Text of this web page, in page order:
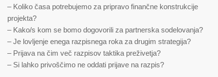
– Koliko časa potrebujemo za pripravo finančne konstrukcije
projekta?
– Kako/s kom se bomo dogovorili za partnerska sodelovanja?
– Je lovljenje enega razpisnega roka za drugim strategija?
– Prijava na čim več razpisov taktika preživetja?
– Si lahko privoščimo ne oddati prijave na razpis?